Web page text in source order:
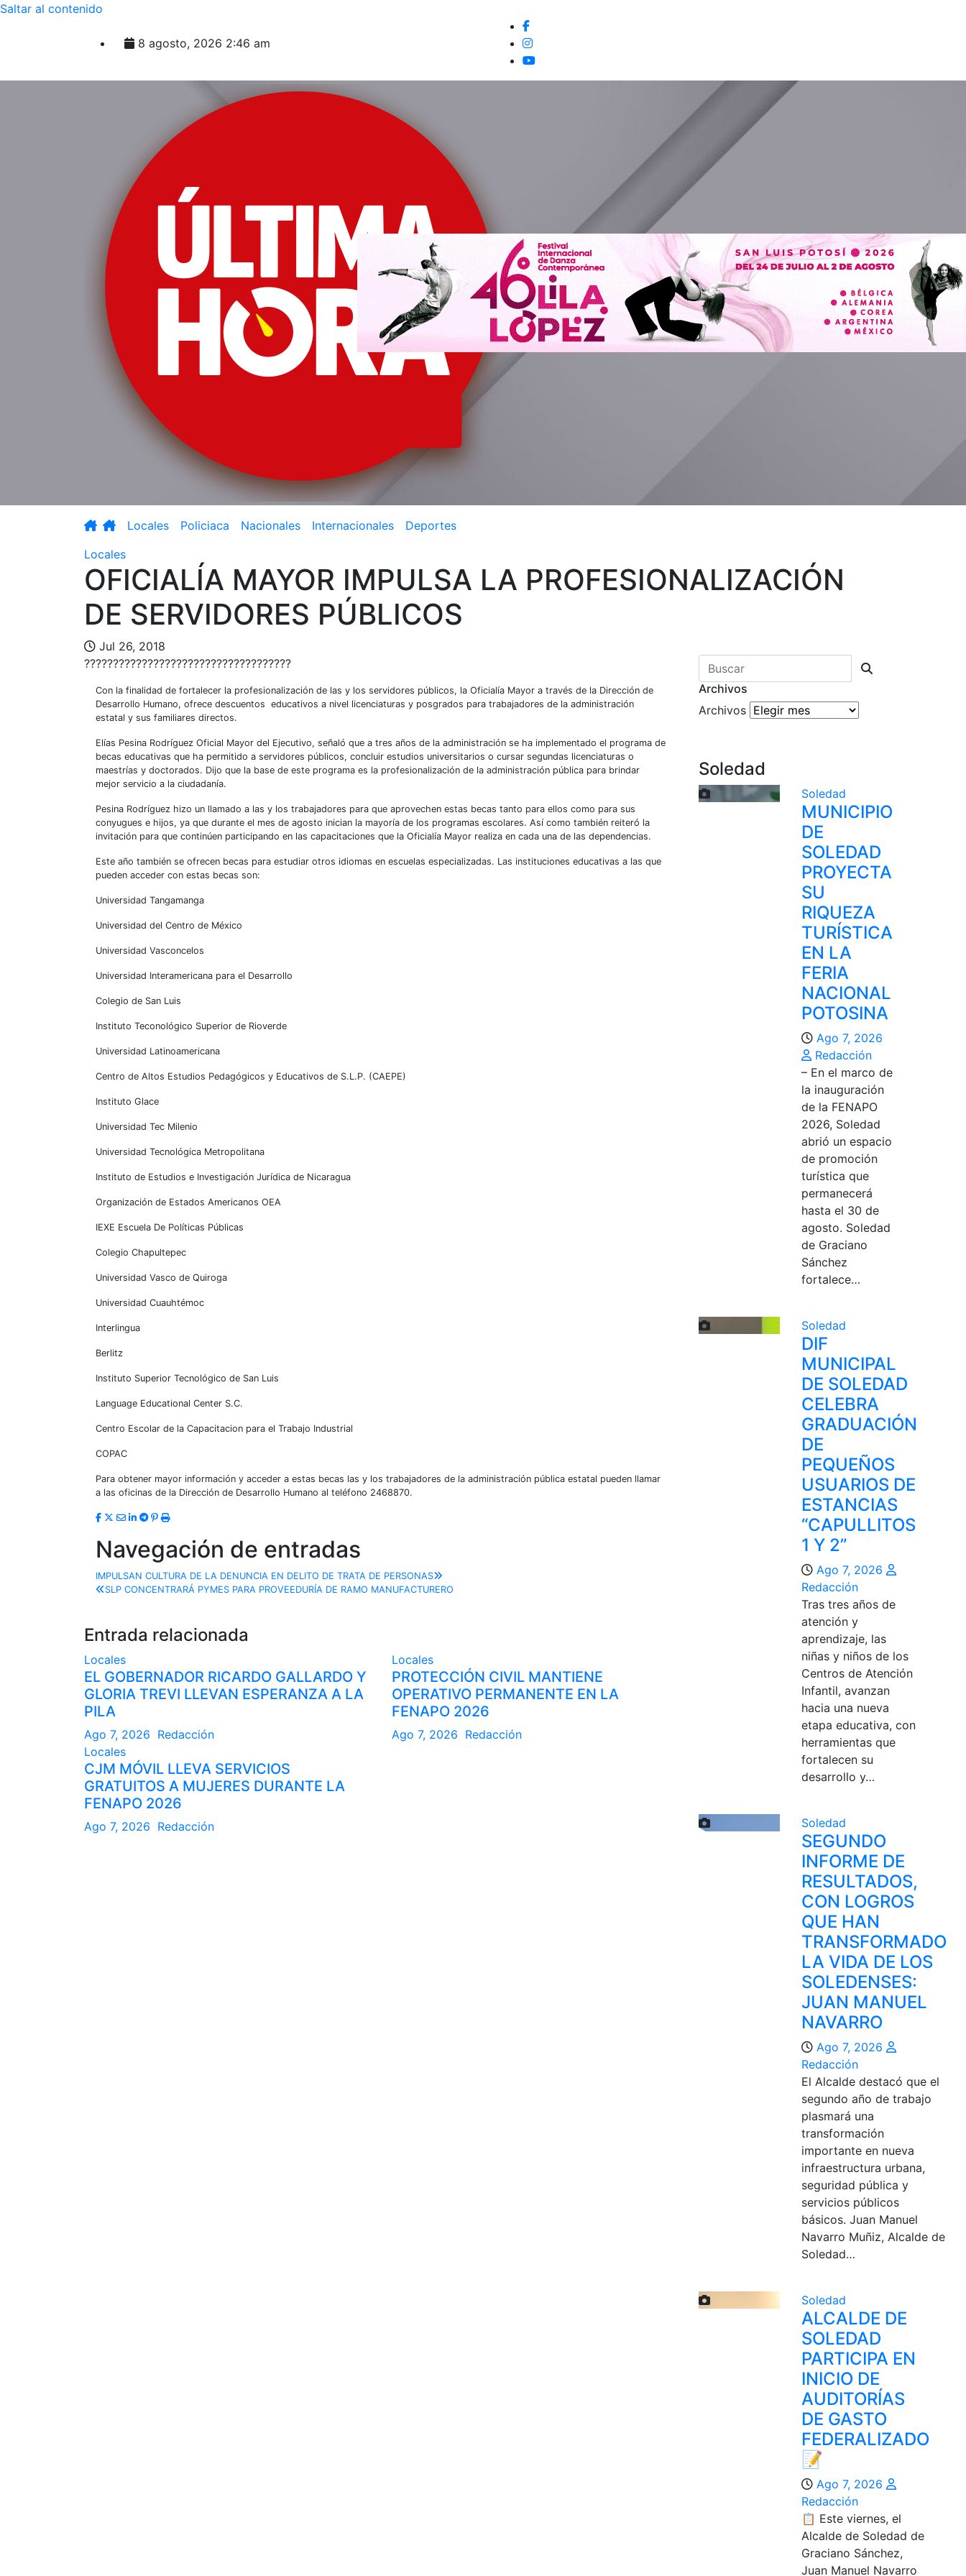
Saltar al contenido
8 agosto, 2026 2:46 am
Locales Policiaca Nacionales Internacionales
Deportes
Locales
OFICIALÍA MAYOR IMPULSA LA PROFESIONALIZACIÓN
DE SERVIDORES PÚBLICOS
Jul 26, 2018
????????????????????????????????????
Con la finalidad de fortalecer la profesionalización de las y los servidores públicos, la Oficialía Mayor a través de la Dirección de
Desarrollo Humano, ofrece descuentos educativos a nivel licenciaturas y posgrados para trabajadores de la administración
estatal y sus familiares directos.
Elías Pesina Rodríguez Oficial Mayor del Ejecutivo, señaló que a tres años de la administración se ha implementado el programa de
becas educativas que ha permitido a servidores públicos, concluir estudios universitarios o cursar segundas licenciaturas o
maestrías y doctorados. Dijo que la base de este programa es la profesionalización de la administración pública para brindar
mejor servicio a la ciudadanía.
Pesina Rodríguez hizo un llamado a las y los trabajadores para que aprovechen estas becas tanto para ellos como para sus
conyugues e hijos, ya que durante el mes de agosto inician la mayoría de los programas escolares. Así como también reiteró la
invitación para que continúen participando en las capacitaciones que la Oficialía Mayor realiza en cada una de las dependencias.
Este año también se ofrecen becas para estudiar otros idiomas en escuelas especializadas. Las instituciones educativas a las que
pueden acceder con estas becas son:
Universidad Tangamanga
Universidad del Centro de México
Universidad Vasconcelos
Universidad Interamericana para el Desarrollo
Colegio de San Luis
Instituto Teconológico Superior de Rioverde
Universidad Latinoamericana
Centro de Altos Estudios Pedagógicos y Educativos de S.L.P. (CAEPE)
Instituto Glace
Universidad Tec Milenio
Universidad Tecnológica Metropolitana
Instituto de Estudios e Investigación Jurídica de Nicaragua
Organización de Estados Americanos OEA
IEXE Escuela De Políticas Públicas
Colegio Chapultepec
Universidad Vasco de Quiroga
Universidad Cuauhtémoc
Interlingua
Berlitz
Instituto Superior Tecnológico de San Luis
Language Educational Center S.C.
Centro Escolar de la Capacitacion para el Trabajo Industrial
COPAC
Para obtener mayor información y acceder a estas becas las y los trabajadores de la administración pública estatal pueden llamar
a las oficinas de la Dirección de Desarrollo Humano al teléfono 2468870.
Navegación de entradas
IMPULSAN CULTURA DE LA DENUNCIA EN DELITO DE TRATA DE PERSONAS
SLP CONCENTRARÁ PYMES PARA PROVEEDURÍA DE RAMO MANUFACTURERO
Entrada relacionada
Locales
EL GOBERNADOR RICARDO GALLARDO Y
GLORIA TREVI LLEVAN ESPERANZA A LA
PILA
Ago 7, 2026 Redacción
Locales
PROTECCIÓN CIVIL MANTIENE
OPERATIVO PERMANENTE EN LA
FENAPO 2026
Ago 7, 2026 Redacción
Locales
CJM MÓVIL LLEVA SERVICIOS
GRATUITOS A MUJERES DURANTE LA
FENAPO 2026
Ago 7, 2026 Redacción
Archivos
Archivos
Soledad
Soledad
MUNICIPIO
DE
SOLEDAD
PROYECTA
SU
RIQUEZA
TURÍSTICA
EN LA
FERIA
NACIONAL
POTOSINA
Ago 7, 2026
Redacción
– En el marco de
la inauguración
de la FENAPO
2026, Soledad
abrió un espacio
de promoción
turística que
permanecerá
hasta el 30 de
agosto. Soledad
de Graciano
Sánchez
fortalece…
Soledad
DIF
MUNICIPAL
DE SOLEDAD
CELEBRA
GRADUACIÓN
DE
PEQUEÑOS
USUARIOS DE
ESTANCIAS
“CAPULLITOS
1 Y 2”
Ago 7, 2026
Redacción
Tras tres años de
atención y
aprendizaje, las
niñas y niños de los
Centros de Atención
Infantil, avanzan
hacia una nueva
etapa educativa, con
herramientas que
fortalecen su
desarrollo y…
Soledad
SEGUNDO
INFORME DE
RESULTADOS,
CON LOGROS
QUE HAN
TRANSFORMADO
LA VIDA DE LOS
SOLEDENSES:
JUAN MANUEL
NAVARRO
Ago 7, 2026
Redacción
El Alcalde destacó que el
segundo año de trabajo
plasmará una
transformación
importante en nueva
infraestructura urbana,
seguridad pública y
servicios públicos
básicos. Juan Manuel
Navarro Muñiz, Alcalde de
Soledad…
Soledad
ALCALDE DE
SOLEDAD
PARTICIPA EN
INICIO DE
AUDITORÍAS
DE GASTO
FEDERALIZADO
📝
Ago 7, 2026
Redacción
📋 Este viernes, el
Alcalde de Soledad de
Graciano Sánchez,
Juan Manuel Navarro